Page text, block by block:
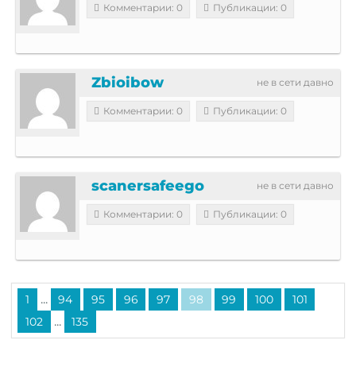
Комментарии: 0 Публикации: 0
не в сети давно
Zbioibow
Комментарии: 0 Публикации: 0
не в сети давно
scanersafeego
Комментарии: 0 Публикации: 0
1 ... 94 95 96 97 98 99 100
101
102
... 135